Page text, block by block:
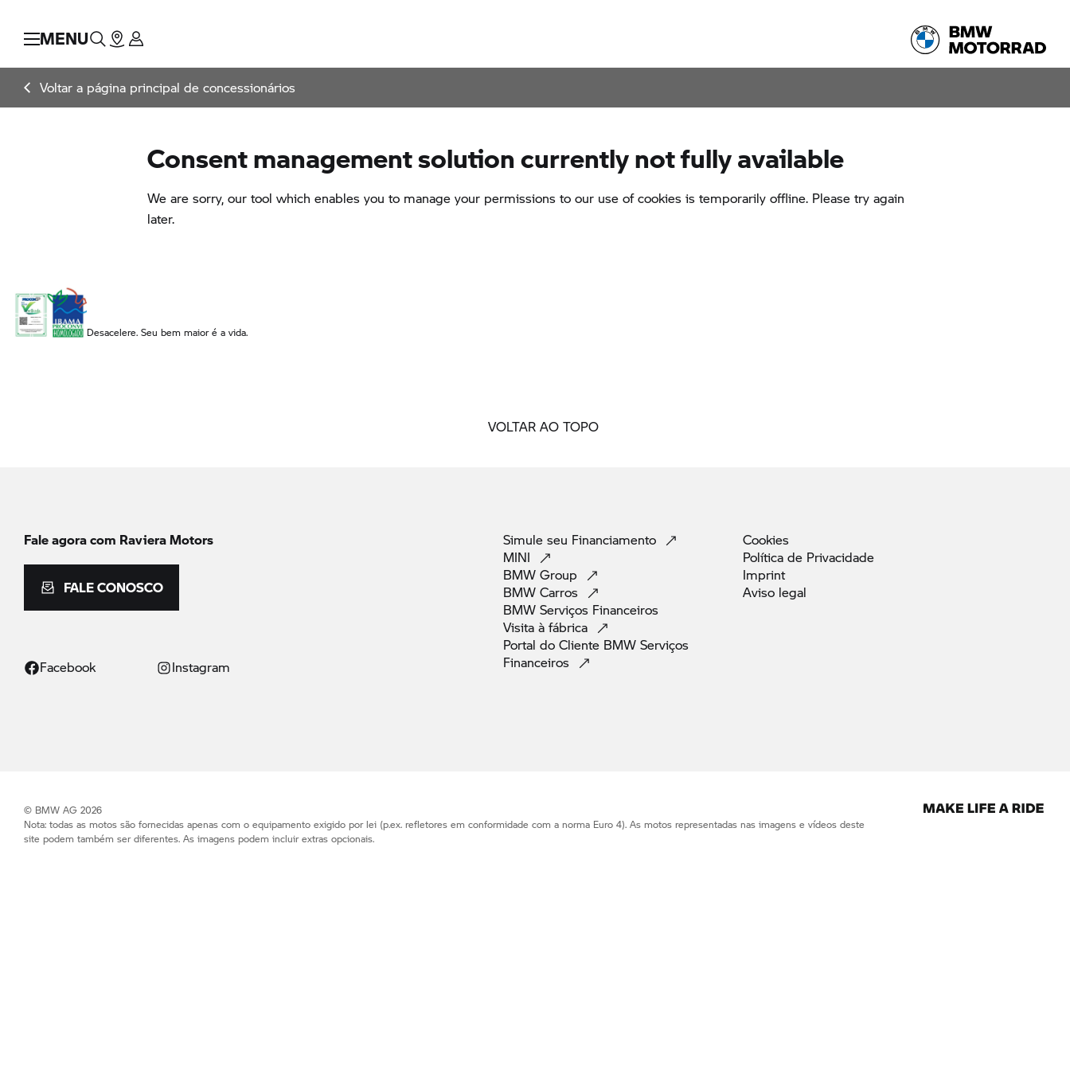
MENU
Voltar a página principal de concessionários
Desacelere. Seu bem maior é a vida.
VOLTAR AO TOPO
Fale agora com Raviera Motors
FALE CONOSCO
Facebook Instagram
Simule seu Financiamento
MINI
BMW Group
BMW Carros
BMW Serviços Financeiros
Visita à fábrica
Portal do Cliente BMW Serviços
Financeiros
Cookies
Política de Privacidade
Imprint
Aviso legal
© BMW AG 2026
Nota: todas as motos são fornecidas apenas com o equipamento exigido por lei (p.ex. refletores em conformidade com a norma Euro 4). As motos representadas nas imagens e vídeos deste
site podem também ser diferentes. As imagens podem incluir extras opcionais.